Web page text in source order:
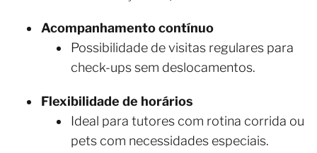
Acompanhamento contínuo
Possibilidade de visitas regulares para
check-ups sem deslocamentos.
Flexibilidade de horários
Ideal para tutores com rotina corrida ou
pets com necessidades especiais.